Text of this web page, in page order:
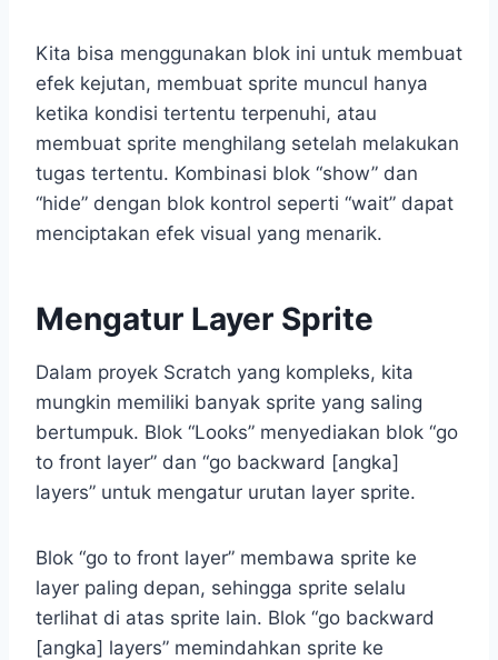
Kita bisa menggunakan blok ini untuk membuat
efek kejutan, membuat sprite muncul hanya
ketika kondisi tertentu terpenuhi, atau
membuat sprite menghilang setelah melakukan
tugas tertentu. Kombinasi blok “show” dan
“hide” dengan blok kontrol seperti “wait” dapat
menciptakan efek visual yang menarik.
Mengatur Layer Sprite
Dalam proyek Scratch yang kompleks, kita
mungkin memiliki banyak sprite yang saling
bertumpuk. Blok “Looks” menyediakan blok “go
to front layer” dan “go backward [angka]
layers” untuk mengatur urutan layer sprite.
Blok “go to front layer” membawa sprite ke
layer paling depan, sehingga sprite selalu
terlihat di atas sprite lain. Blok “go backward
[angka] layers” memindahkan sprite ke